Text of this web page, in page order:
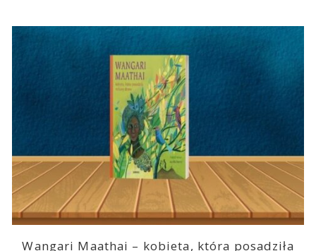
Wangari Maathai – kobieta, która posadziła